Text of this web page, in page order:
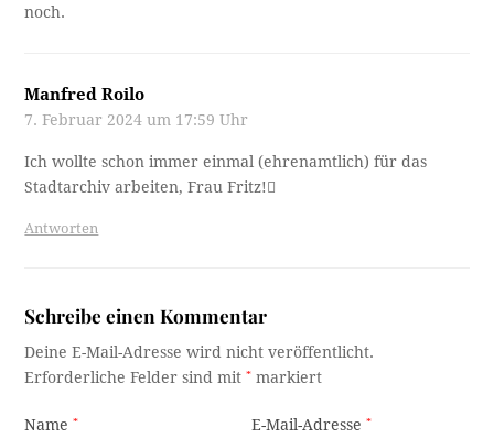
noch.
Manfred Roilo
7. Februar 2024 um 17:59 Uhr
Ich wollte schon immer einmal (ehrenamtlich) für das
Stadtarchiv arbeiten, Frau Fritz!
Antworten
Schreibe einen Kommentar
Deine E-Mail-Adresse wird nicht veröffentlicht.
Erforderliche Felder sind mit* markiert
Name* E-Mail-Adresse*